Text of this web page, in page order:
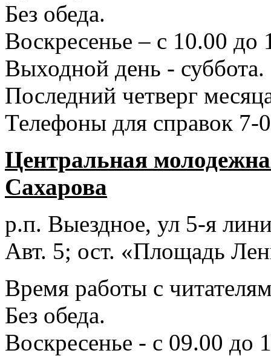
Без обеда.
Воскресенье – с 10.00 до
Выходной день - суббота.
Последний четверг
Телефоны для справок 7-
Центральная
Сахарова
р.п. Выездное, ул 5-я
Авт. 5; ост. «Площадь
Время работы с
Без обеда.
Воскресенье - с 09.00 до